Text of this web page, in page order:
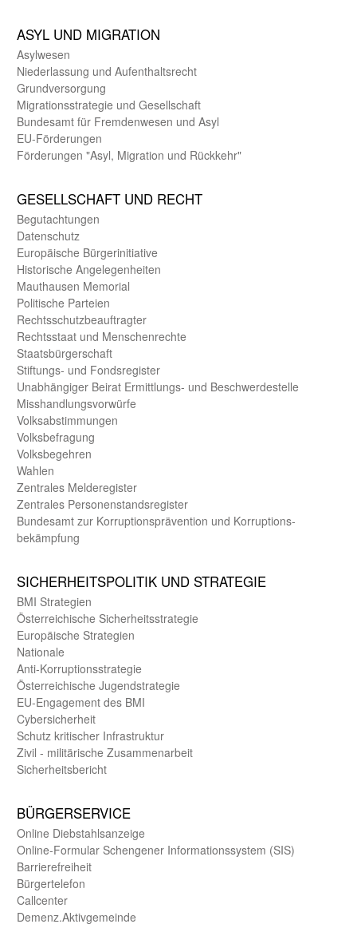
ASYL UND MIGRA­TION
Asyl­wesen
Nieder­lassung und Aufent­halts­recht
Grund­versorgung
Migrations­strategie und Gesell­schaft
Bundes­amt für Fremden­wesen und Asyl
EU-Förde­rungen
Förderungen "Asyl, Migration und Rückkehr"
GE­SELL­SCHAFT UND RECHT
Begut­achtungen
Daten­schutz
Europäische Bürger­initiative
Historische Angelegen­heiten
Mauthausen Memorial
Politische Parteien
Rechts­schutz­beauftragter
Rechts­staat und Menschen­rechte
Staats­bürger­schaft
Stiftungs- und Fonds­register
Unab­hängiger Beirat Ermittlungs- und Beschwerde­stelle
Misshandlungs­vorwürfe
Volks­abstimmungen
Volks­befragung
Volks­begehren
Wahlen
Zentrales Melde­register
Zentrales Personen­stands­register
Bundes­amt zur Korrup­tions­prävention und Korrup­tions­
bekämpfung
SICHER­HEITS­POLITIK UND STRATEGIE
BMI Strategien
Öster­reichische Sicherheits­strategie
Europäische Strategien
Nationale
Anti-Korruptions­strategie
Öster­reichische Jugend­strategie
EU-Engagement des BMI
Cybersicherheit
Schutz kritischer Infra­struktur
Zivil - militärische Zusammen­arbeit
Sicherheits­bericht
BÜRGER­SERVICE
Online Diebstahls­anzeige
Online-Formular Schengener Informationssystem (SIS)
Barriere­freiheit
Bürger­telefon
Call­center
Demenz.Aktiv­gemeinde